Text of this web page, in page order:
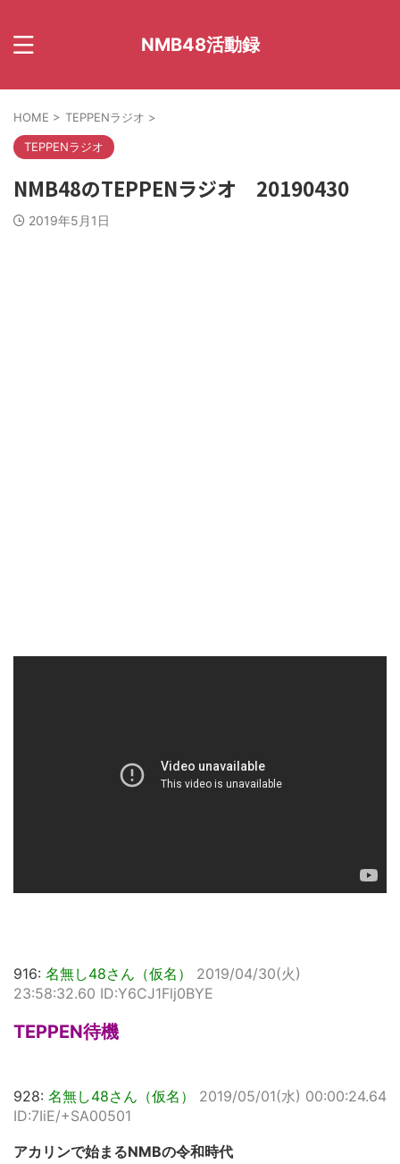
NMB48活動録
HOME > TEPPENラジオ >
TEPPENラジオ
NMB48のTEPPENラジオ 20190430
2019年5月1日
916: 名無し48さん（仮名）
2019/04/30(火)
23:58:32.60 ID:Y6CJ1Flj0BYE
TEPPEN待機
928: 名無し48さん（仮名）
2019/05/01(水) 00:00:24.64
ID:7IiE/+SA00501
アカリンで始まるNMBの令和時代